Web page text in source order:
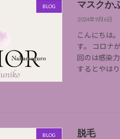
BLOG マスクか
2024年9月6日
こんにちは
す。 コロナ
回のは感染
するとやは
BLOG 脱毛